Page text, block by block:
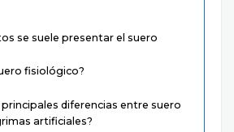
se suele presentar el suero
fisiológico?
principales diferencias entre suero
artificiales?